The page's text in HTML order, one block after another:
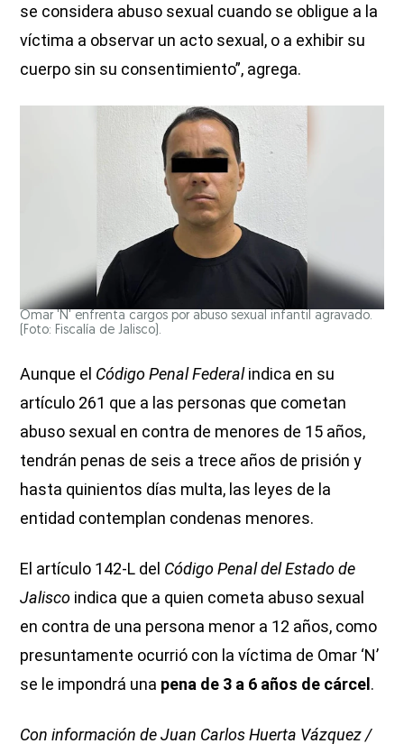
se considera abuso sexual cuando se obligue a la
víctima a observar un acto sexual, o a exhibir su
cuerpo sin su consentimiento”, agrega.
Omar 'N' enfrenta cargos por abuso sexual infantil agravado.
(Foto: Fiscalía de Jalisco).
Aunque el Código Penal Federalindica en su
artículo 261 que a las personas que cometan
abuso sexual en contra de menores de 15 años,
tendrán penas de seis a trece años de prisión y
hasta quinientos días multa, las leyes de la
entidad contemplan condenas menores.
El artículo 142-L del Código Penal del Estado de
Jalisco indica que a quien cometa abuso sexual
en contra de una persona menor a 12 años, como
presuntamente ocurrió con la víctima de Omar ‘N’
se le impondrá una pena de 3 a 6 años de cárcel .
Con información de Juan Carlos Huerta Vázquez /